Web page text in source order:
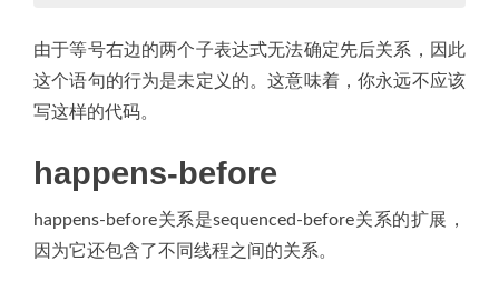
由于等号右边的两个子表达式无法确定先后关系，因此
这个语句的行为是未定义的。这意味着，你永远不应该
写这样的代码。
happens-before
happens-before关系是sequenced-before关系的扩展，
因为它还包含了不同线程之间的关系。